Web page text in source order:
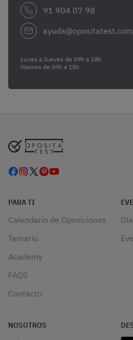
91 904 07 98
ayuda@opositatest.com
Lunes a Jueves de 09h a 18h
Viernes de 09h a 15h